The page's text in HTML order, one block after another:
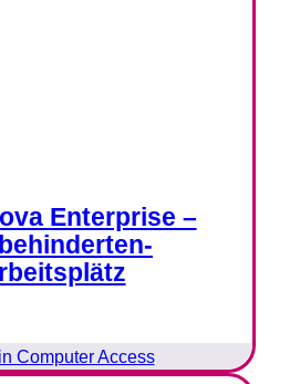
Enterprise –
Computer Access